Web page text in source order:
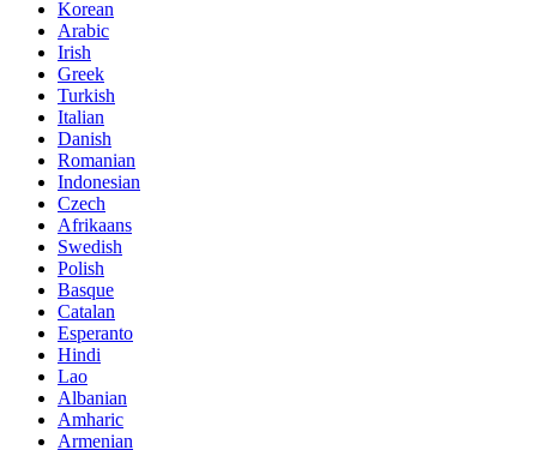
Korean
Arabic
Irish
Greek
Turkish
Italian
Danish
Romanian
Indonesian
Czech
Afrikaans
Swedish
Polish
Basque
Catalan
Esperanto
Hindi
Lao
Albanian
Amharic
Armenian